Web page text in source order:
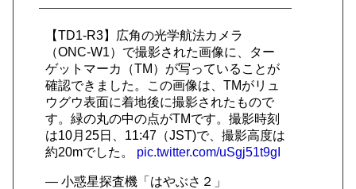
【TD1-R3】広角の光学航法カメラ
（ONC-W1）で撮影された画像に、ター
ゲットマーカ（TM）が写っていることが
確認できました。この画像は、TMがリュ
ウグウ表面に着地後に撮影されたもので
す。緑の丸の中の点がTMです。撮影時刻
は10月25日、11:47（JST)で、撮影高度は
約20mでした。 pic.twitter.com/uSgj51t9gI
— 小惑星探査機「はやぶさ２」